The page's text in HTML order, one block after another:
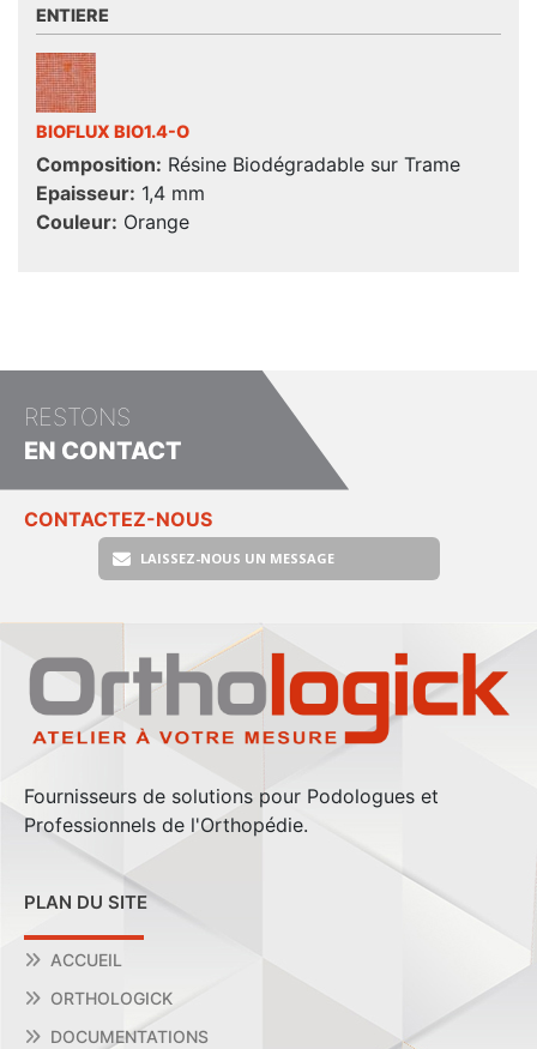
ENTIERE
BIOFLUX BIO1.4-O
Composition: Résine Biodégradable sur Trame
Epaisseur: 1,4 mm
Couleur: Orange
RESTONS
EN CONTACT
CONTACTEZ-NOUS
LAISSEZ-NOUS UN MESSAGE
Fournisseurs de solutions pour Podologues et
Professionnels de l'Orthopédie.
PLAN DU SITE
ACCUEIL
ORTHOLOGICK
DOCUMENTATIONS